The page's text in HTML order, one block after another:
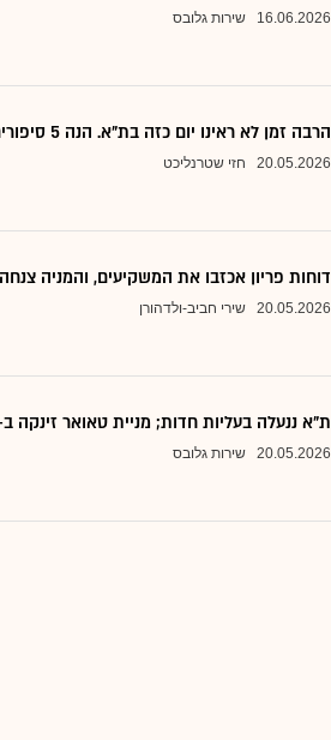
16.06.2026 שירות גלובס
הרבה זמן לא ראינו יום כזה בת"א. הנה 5 סיפורים שהדהימו את השוק
20.05.2026 חזי שטרנליכט
דוחות פריון אכזבו את המשקיעים, והמניה
20.05.2026 שירי חביב-ולדהורן
ת"א ננעלה בעליות חדות; מניית טאואר זינקה ב-10%, אל על ב-
20.05.2026 שירות גלובס